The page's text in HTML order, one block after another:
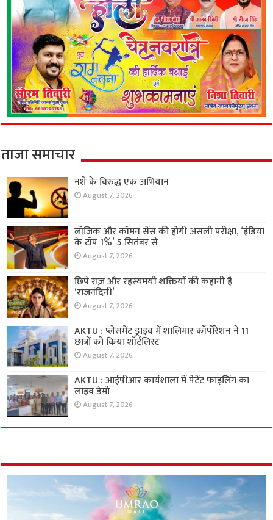
ताजा समाचार
नशे के विरुद्ध एक अभियान
August 7, 2026
लॉजिक और कॉमन सेंस की होगी असली परीक्षा, ‘इंडिया
के टॉप 1%’ 5 सितंबर से
August 7, 2026
छिपे राज़ और रहस्यमयी शक्तियों की कहानी है
‘राजनंदिनी’
August 7, 2026
AKTU : प्लेसमेंट ड्राइव में शालिमार कॉर्पोरेशन ने 11
छात्रों को किया शॉर्टलिस्ट
August 7, 2026
AKTU : आईपीआर कार्यशाला में पेटेंट फाइलिंग का
लाइव डेमो
August 7, 2026